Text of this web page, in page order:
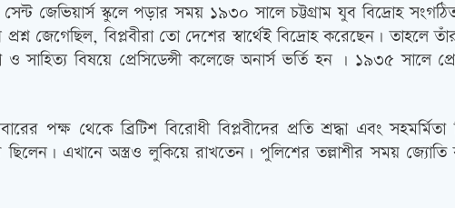
জেভিয়ার্স স্কুলে পড়ার সময় ১৯৩০ সালে চট্টগ্রাম যুব বিদ্রোহ
জেগেছিল, বিপ্লবীরা তো দেশের স্বার্থেই বিদ্রোহ করেছেন। তাহলে
সাহিত্য বিষয়ে প্রেসিডেন্সী কলেজে অনার্স ভর্তি হন । ১৯৩৫ সালে
পক্ষ থেকে ব্রিটিশ বিরোধী বিপ্লবীদের প্রতি শ্রদ্ধা এবং
এখানে অস্ত্রও লুকিয়ে রাখতেন। পুলিশের তল্লাশীর সময় জ্যোতি